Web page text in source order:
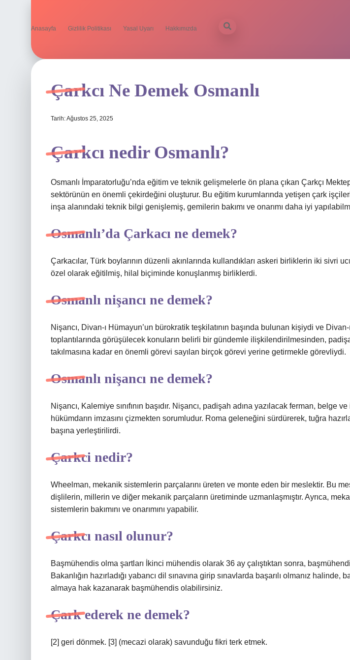
Anasayfa Gizlilik Politikası Yasal Uyarı Hakkımızda
Çarkcı Ne Demek Osmanlı
Tarih: Ağustos 25, 2025
Çarkcı nedir Osmanlı?
Osmanlı İmparatorluğu’nda eğitim ve teknik gelişmelerle ön plana çıkan Çarkçı
sektörünün en önemli çekirdeğini oluşturur. Bu eğitim kurumlarında yetişen çark
inşa alanındaki teknik bilgi genişlemiş, gemilerin bakımı ve onarımı daha iyi
Osmanlı’da Çarkacı ne demek?
Çarkacılar, Türk boylarının düzenli akınlarında kullandıkları askeri birliklerin iki sivri
özel olarak eğitilmiş, hilal biçiminde konuşlanmış birliklerdi.
Osmanlı nişancı ne demek?
Nişancı, Divan-ı Hümayun’un bürokratik teşkilatının başında bulunan kişiydi ve
toplantılarında görüşülecek konuların belirli bir gündemle ilişkilendirilmesinden,
takılmasına kadar en önemli görevi sayılan birçok görevi yerine getirmekle görevliydi.
Osmanlı nişancı ne demek?
Nişancı, Kalemiye sınıfının başıdır. Nişancı, padişah adına yazılacak ferman, belge
hükümdarın imzasını çizmekten sorumludur. Roma geleneğini sürdürerek, tuğra
başına yerleştirilirdi.
Çarkci nedir?
Wheelman, mekanik sistemlerin parçalarını üreten ve monte eden bir meslektir. Bu
dişlilerin, millerin ve diğer mekanik parçaların üretiminde uzmanlaşmıştır. Ayrıca,
sistemlerin bakımını ve onarımını yapabilir.
Çarkcı nasıl olunur?
Başmühendis olma şartları İkinci mühendis olarak 36 ay çalıştıktan sonra,
Bakanlığın hazırladığı yabancı dil sınavına girip sınavlarda başarılı olmanız halinde,
almaya hak kazanarak başmühendis olabilirsiniz.
Çark ederek ne demek?
[2] geri dönmek. [3] (mecazi olarak) savunduğu fikri terk etmek.